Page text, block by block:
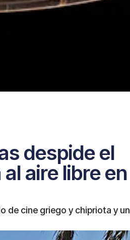
despide el
aire libre en
de cine griego y chipriota y un